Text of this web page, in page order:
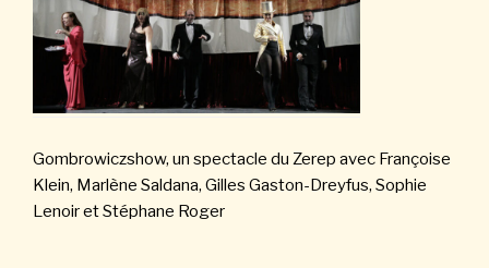
Gombrowiczshow, un spectacle du Zerep avec Françoise
Klein, Marlène Saldana, Gilles Gaston-Dreyfus, Sophie
Lenoir et Stéphane Roger